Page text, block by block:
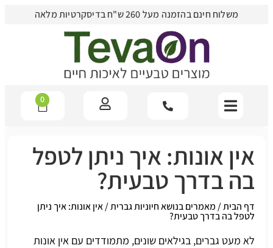
משלוח חינם בהזמנה מעל 260 ש"ח בדיסקרטיות מלאה
0
אין אונות: איך ניתן לטפל
בה בדרך טבעית?
דף הבית/ מאמרים בנושא חיוניות גברית/אין אונות: איך ניתן
לטפל בה בדרך טבעית?
לא מעט גברים, בגילאים שונים, מתמודדים עם אין אונות